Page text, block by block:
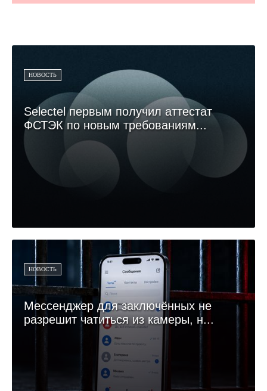
НОВОСТЬ
Selectel первым получил аттестат
ФСТЭК по новым требованиям...
НОВОСТЬ
Мессенджер для заключённых не
разрешит чатиться из камеры, н...